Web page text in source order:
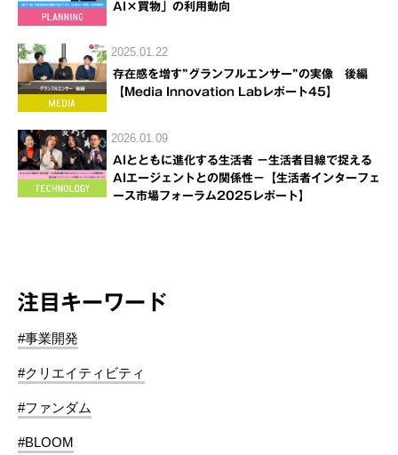
AI×買物」の利用動向
2025.01.22
存在感を増す”グランフルエンサー”の実像 後編
【Media Innovation Labレポート45】
2026.01.09
AIとともに進化する生活者 －生活者目線で捉える
AIエージェントとの関係性－【生活者インターフェ
ース市場フォーラム2025レポート】
注目キーワード
#事業開発
#クリエイティビティ
#ファンダム
#BLOOM